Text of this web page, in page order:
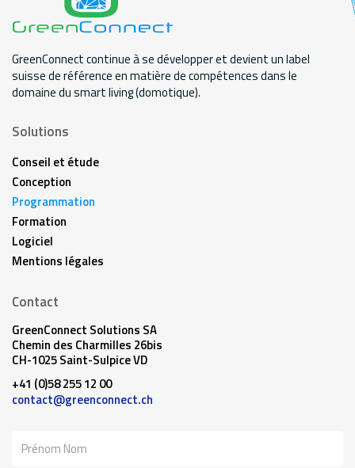
GreenConnect continue à se développer et devient un label
suisse de référence en matière de compétences dans le
domaine du smart living (domotique).
Solutions
Conseil et étude
Conception
Programmation
Formation
Logiciel
Mentions légales
Contact
GreenConnect Solutions SA
Chemin des Charmilles 26bis
CH-1025 Saint-Sulpice VD
+41 (0)58 255 12 00
contact@greenconnect.ch